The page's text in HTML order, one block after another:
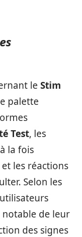
le Stim
palette
Test, les
la fois
les réactions
Selon les
de leur
des signes